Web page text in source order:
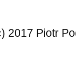
2017 Piotr